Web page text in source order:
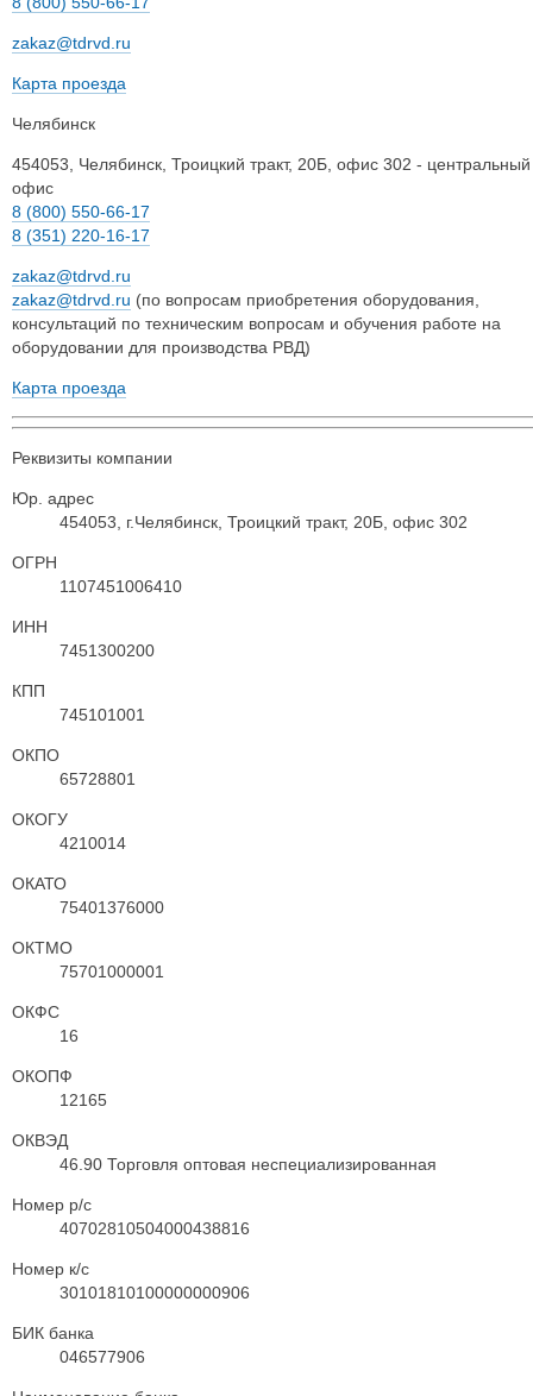
zakaz@tdrvd.ru
Карта проезда
Челябинск
454053 Челябинск Троицкий тракт, 20Б, офис 302 - центральный
офис
8 (800) 550-66-17
8 (351) 220-16-17
zakaz@tdrvd.ru
zakaz@tdrvd.ru (по вопросам приобретения оборудования,
консультаций по техническим вопросам и обучения работе на
оборудовании для производства РВД)
Карта проезда
Реквизиты компании
Юр. адрес
454053, г.Челябинск, Троицкий тракт, 20Б, офис 302
ОГРН
1107451006410
ИНН
7451300200
КПП
745101001
ОКПО
65728801
ОКОГУ
4210014
ОКАТО
75401376000
ОКТМО
75701000001
ОКФС
16
ОКОПФ
12165
ОКВЭД
46.90 Торговля оптовая неспециализированная
Номер р/с
40702810504000438816
Номер к/с
30101810100000000906
БИК банка
046577906